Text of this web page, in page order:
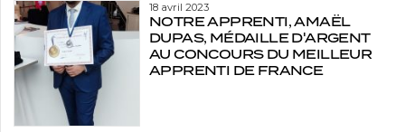
18 avril 2023
NOTRE APPRENTI, AMAËL
DUPAS, MÉDAILLE D'ARGENT
AU CONCOURS DU MEILLEUR
APPRENTI DE FRANCE